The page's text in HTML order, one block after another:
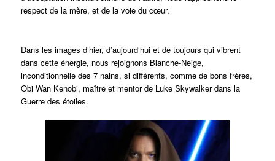
respect de la mère, et de la voie du cœur.
Dans les images d’hier, d’aujourd’hui et de toujours qui vibrent
dans cette énergie, nous rejoignons Blanche-Neige,
inconditionnelle des 7 nains, si différents, comme de bons frères,
Obi Wan Kenobi, maître et mentor de Luke Skywalker dans la
Guerre des étoiles.